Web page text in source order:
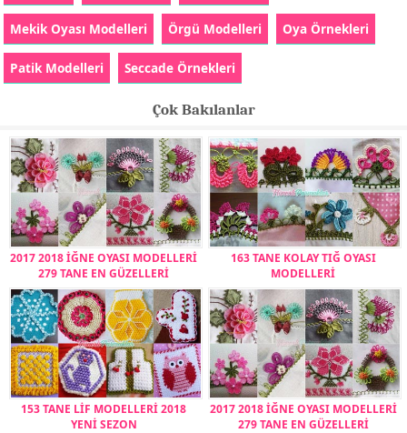
Mekik Oyası Modelleri Örgü Modelleri Oya Örnekleri
Patik Modelleri Seccade Örnekleri
Çok Bakılanlar
2017 2018 İĞNE OYASI MODELLERİ
279 TANE EN GÜZELLERİ
163 TANE KOLAY TIĞ OYASI
MODELLERİ
153 TANE LİF MODELLERİ 2018
YENİ SEZON
2017 2018 İĞNE OYASI MODELLERİ
279 TANE EN GÜZELLERİ